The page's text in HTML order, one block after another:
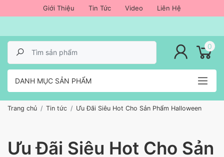
Giới Thiệu Tin Tức Video Liên Hệ
DANH MỤC SẢN PHẨM
0
Trang chủ Tin tức Ưu Đãi Siêu Hot Cho Sản Phẩm Halloween
Ưu Đãi Siêu Hot Cho Sản